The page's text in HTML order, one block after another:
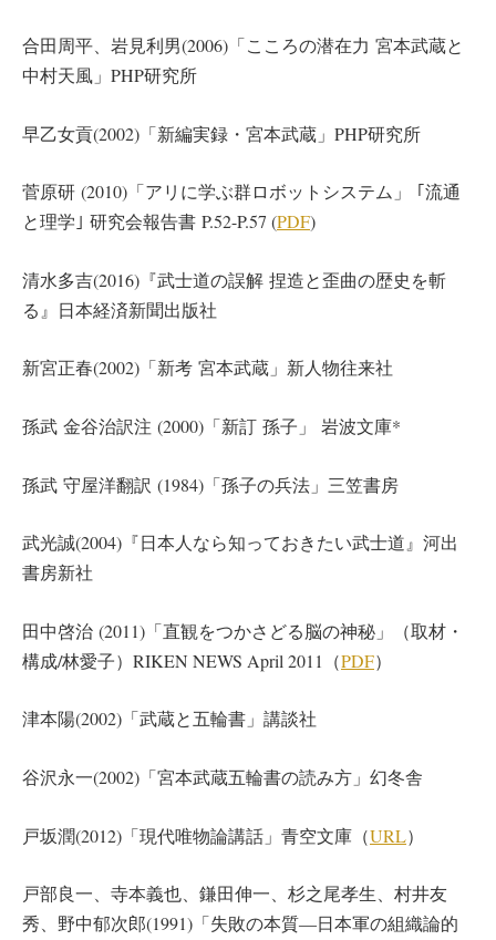
合田周平、岩見利男(2006)「こころの潜在力 宮本武蔵と
中村天風」PHP研究所
早乙女貢(2002)「新編実録・宮本武蔵」PHP研究所
菅原研 (2010)「アリに学ぶ群ロボットシステム」 ｢流通
と理学｣ 研究会報告書 P.52-P.57 (PDF)
清水多吉(2016)『武士道の誤解 捏造と歪曲の歴史を斬
る』日本経済新聞出版社
新宮正春(2002)「新考 宮本武蔵」新人物往来社
孫武 金谷治訳注 (2000)「新訂 孫子」 岩波文庫*
孫武 守屋洋翻訳 (1984)「孫子の兵法」三笠書房
武光誠(2004)『日本人なら知っておきたい武士道』河出
書房新社
田中啓治 (2011)「直観をつかさどる脳の神秘」（取材・
構成/林愛子）RIKEN NEWS April 2011（PDF）
津本陽(2002)「武蔵と五輪書」講談社
谷沢永一(2002)「宮本武蔵五輪書の読み方」幻冬舎
戸坂潤(2012)「現代唯物論講話」青空文庫（URL）
戸部良一、寺本義也、鎌田伸一、杉之尾孝生、村井友
秀、野中郁次郎(1991)「失敗の本質―日本軍の組織論的